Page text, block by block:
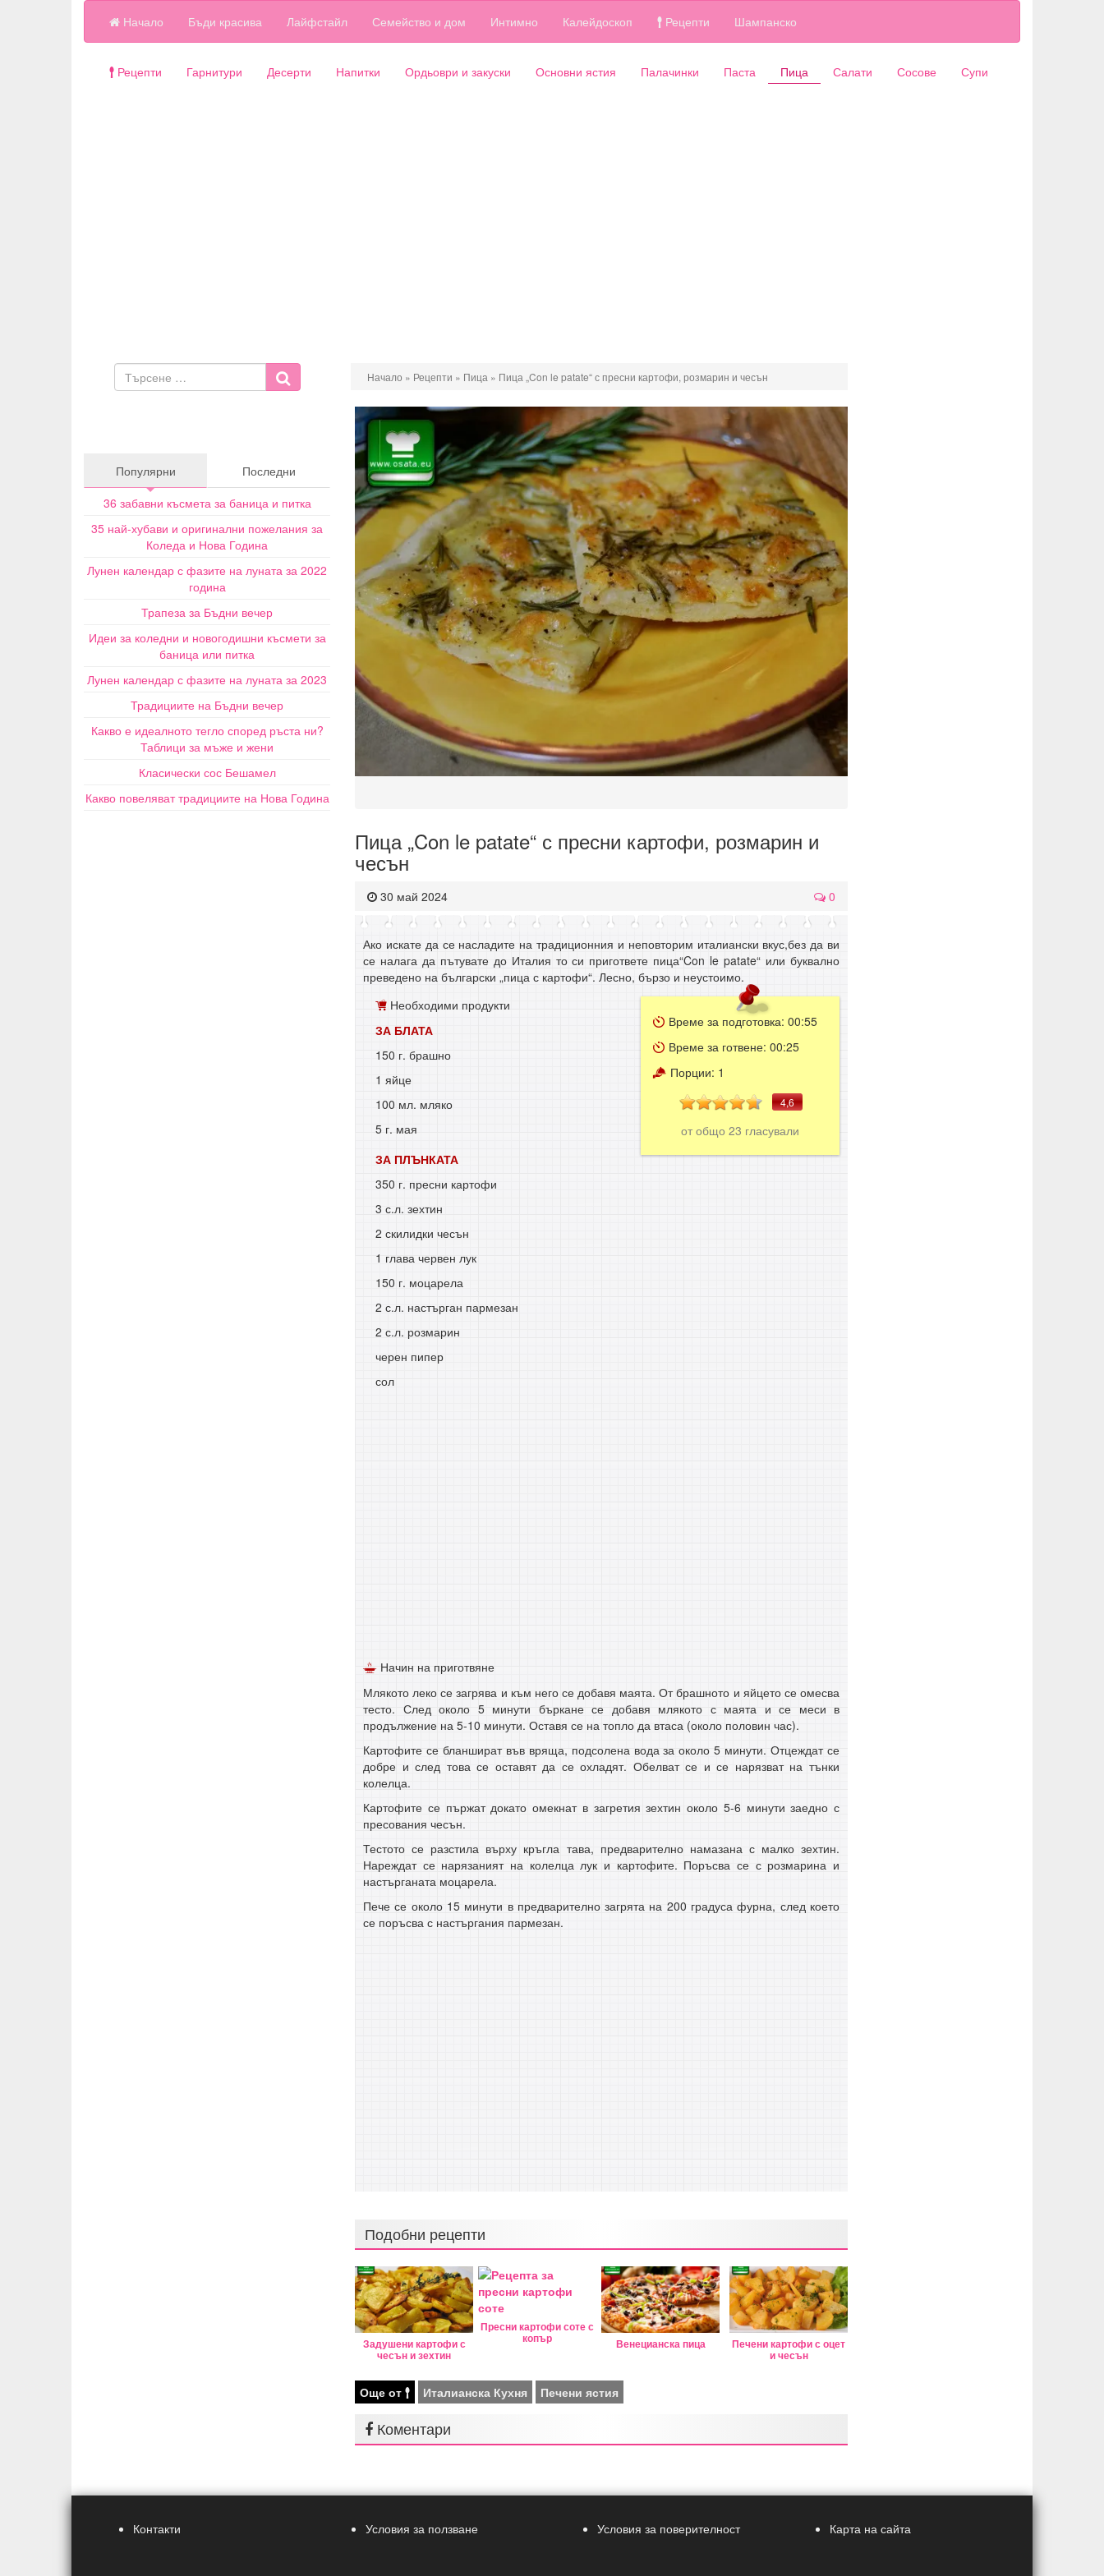
Начало Бъди красива Лайфстайл Семейство и дом Интимно Калейдоскоп Рецепти Шампанско
Рецепти Гарнитури Десерти Напитки Ордьоври и закуски Основни ястия Палачинки Паста Пица Салати Сосове Супи
Начало » Рецепти » Пица » Пица „Con le patate“ с пресни картофи, розмарин и чесън
Пица „Con le patate“ с пресни картофи, розмарин и
чесън
30 май 2024 0
Ако искате да се насладите на традиционния и неповторим италиански вкус,без да ви
се налага да пътувате до Италия то си пригответе пица“Con le patate“ или буквално
преведено на български „пица с картофи“. Лесно, бързо и неустоимо.
Необходими продукти
ЗА БЛАТА
150 г. брашно
1 яйце
100 мл. мляко
5 г. мая
ЗА ПЛЪНКАТА
350 г. пресни картофи
3 с.л. зехтин
2 скилидки чесън
1 глава червен лук
150 г. моцарела
2 с.л. настърган пармезан
2 с.л. розмарин
черен пипер
сол
Време за подготовка:00:55
Време за готвене:00:25
Порции: 1
4,6
от общо23 гласували
Начин на приготвяне
Млякото леко се загрява и към него се добавя маята. От брашното и яйцето се омесва
тесто. След около 5 минути бъркане се добавя млякото с маята и се меси в
продължение на 5-10 минути. Оставя се на топло да втаса (около половин час).
Картофите се бланшират във вряща, подсолена вода за около 5 минути. Отцеждат се
добре и след това се оставят да се охладят. Обелват се и се нарязват на тънки
колелца.
Картофите се пържат докато омекнат в загретия зехтин около 5-6 минути заедно с
пресования чесън.
Тестото се разстила върху кръгла тава, предварително намазана с малко зехтин.
Нареждат се нарязаният на колелца лук и картофите. Поръсва се с розмарина и
настърганата моцарела.
Пече се около 15 минути в предварително загрята на 200 градуса фурна, след което
се поръсва с настъргания пармезан.
Подобни рецепти
Задушени картофи с
чесън и зехтин
Пресни картофи соте с
копър Венецианска пица Печени картофи с оцет
и чесън
Още от Италианска Кухня Печени ястия
Коментари
Популярни
Последни
36 забавни късмета за баница и питка
35 най-хубави и оригинални пожелания за
Коледа и Нова Година
Лунен календар с фазите на луната за 2022
година
Трапеза за Бъдни вечер
Идеи за коледни и новогодишни късмети за
баница или питка
Лунен календар с фазите на луната за 2023
Традициите на Бъдни вечер
Какво е идеалното тегло според ръста ни?
Таблици за мъже и жени
Класически сос Бешамел
Какво повеляват традициите на Нова Година
Контакти Условия за ползване Условия за поверителност Карта на сайта